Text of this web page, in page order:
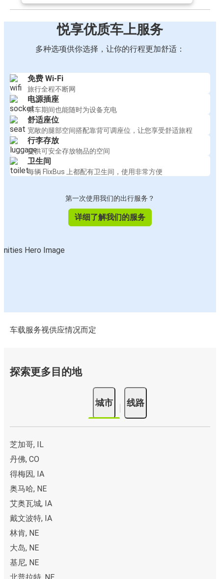
悦享优质车上服务
多种选项供你选择，让你的行程更加舒适：
免费 Wi-Fi
旅行全程不断网
电源插座
乘车期间也能随时为设备充电
舒适座位
宽敞的腿部空间搭配靠背可调座位，让您享受舒适旅程
行李存放
提供可安全存放物品的空间
卫生间
每辆 FlixBus 上都配有卫生间，使用非常方便
第一次使用我们的出行服务？
详细了解我们的服务
车载服务视供应情况而定
探索更多目的地
城市 线路
芝加哥, IL
丹佛, CO
得梅因, IA
奥马哈, NE
艾奥瓦城, IA
戴文波特, IA
林肯, NE
大岛, NE
基尼, NE